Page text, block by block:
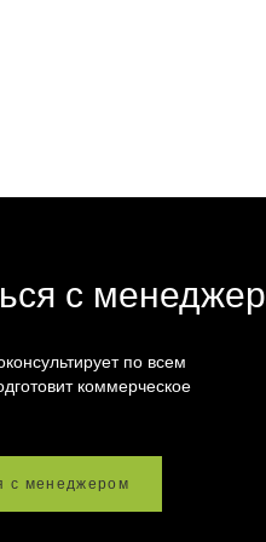
с
по всем
коммерческое
с менеджером